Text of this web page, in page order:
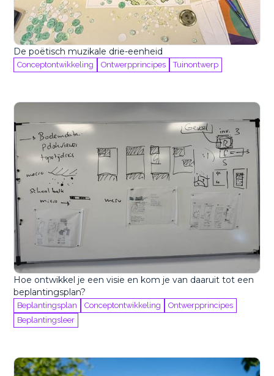
De poëtisch muzikale drie-eenheid
Conceptontwikkeling Ontwerpprincipes Tuinontwerp
Hoe ontwikkel je een visie en kom je van daaruit tot een
beplantingsplan?
Beplantingsplan Conceptontwikkeling
Ontwerpprincipes
Beplantingsleer